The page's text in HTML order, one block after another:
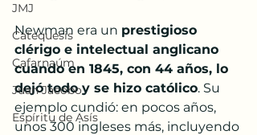
JMJ
Catequesis
Cafarnaúm
Juan Jacobo
Espíritu de Asís
Newman era un prestigioso
clérigo e intelectual anglicano
cuando en 1845, con 44 años, lo
dejó todo y se hizo católico. Su
ejemplo cundió: en pocos años,
unos 300 ingleses más, incluyendo